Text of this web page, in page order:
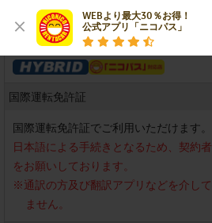
WEBより最大30％お得！
公式アプリ「ニコパス」
国際運転免許証
国際運転免許証でご利用いただけます。
日本語による手続きとなるため、契約
をお願いしております。
※通訳の方及び翻訳アプリなどを介し
ません。